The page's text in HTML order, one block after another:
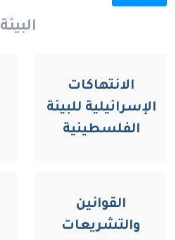
البيئة
الانتهاكات
الإسرائيلية للبيئة
الفلسطينية
القوانين
والتشريعات